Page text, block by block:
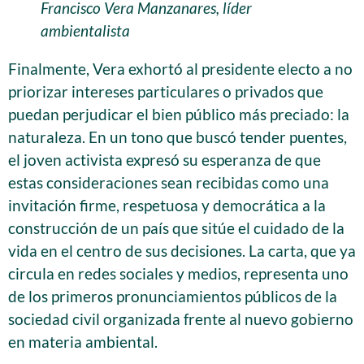
Francisco Vera Manzanares, líder
ambientalista
Finalmente, Vera exhortó al presidente electo a no
priorizar intereses particulares o privados que
puedan perjudicar el bien público más preciado: la
naturaleza. En un tono que buscó tender puentes,
el joven activista expresó su esperanza de que
estas consideraciones sean recibidas como una
invitación firme, respetuosa y democrática a la
construcción de un país que sitúe el cuidado de la
vida en el centro de sus decisiones. La carta, que ya
circula en redes sociales y medios, representa uno
de los primeros pronunciamientos públicos de la
sociedad civil organizada frente al nuevo gobierno
en materia ambiental.